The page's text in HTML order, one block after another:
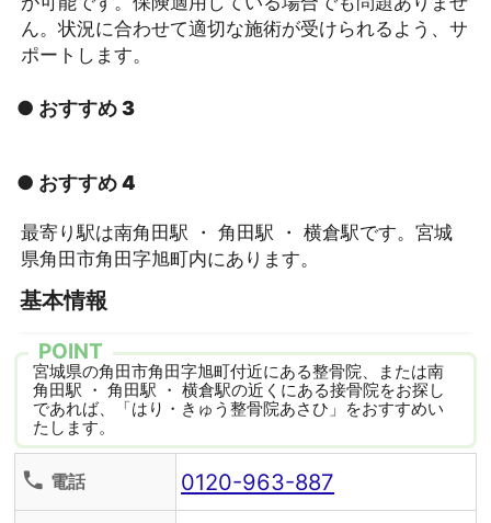
ん。状況に合わせて適切な施術が受けられるよう、サ
ポートします。
● おすすめ 3
● おすすめ 4
最寄り駅は南角田駅 ・ 角田駅 ・ 横倉駅です。宮城
県角田市角田字旭町内にあります。
基本情報
POINT
宮城県の角田市角田字旭町付近にある整骨院、または南
角田駅 ・ 角田駅 ・ 横倉駅の近くにある接骨院をお探し
であれば、「はり・きゅう整骨院あさひ」をおすすめい
たします。
phone 電話 0120-963-887